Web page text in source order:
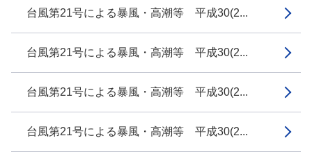
台風第21号による暴風・高潮等 平成30(2...
台風第21号による暴風・高潮等 平成30(2...
台風第21号による暴風・高潮等 平成30(2...
台風第21号による暴風・高潮等 平成30(2...